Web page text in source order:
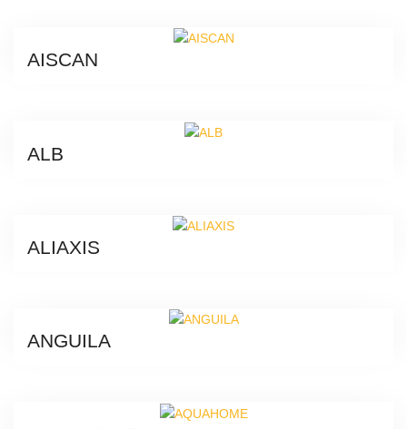
AISCAN
ALB
ALIAXIS
ANGUILA